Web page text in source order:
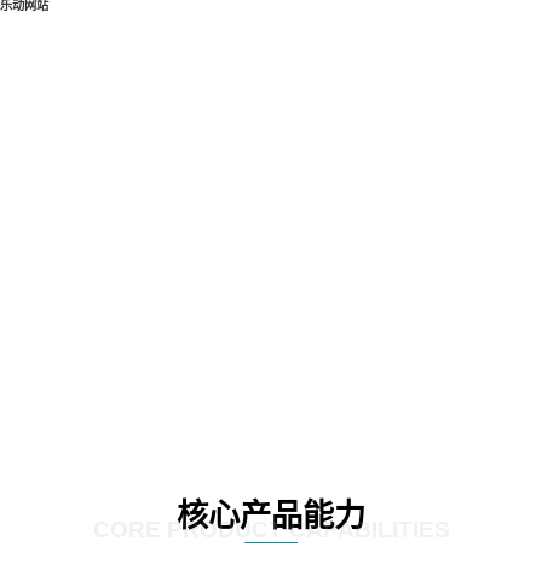
乐动网站
核心产品能力
CORE PRODUCT CAPABILITIES